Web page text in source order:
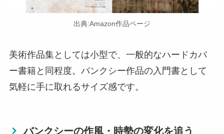
出典:Amazon作品ページ
美術作品集としては小型で、一般的なハードカバ
ー書籍と同程度。バンクシー作品の入門書として
気軽に手に取れるサイズ感です。
バンクシーの作風・時勢の変化を追う